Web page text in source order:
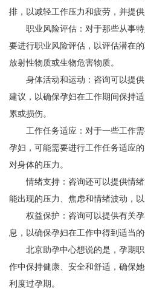
排，以减轻工作压力和疲劳，并提
职业风险评估：对于那些从事
要进行职业风险评估，以评估潜在
放射性物质或生物危害物质。
身体活动和运动：咨询可以提
建议，以确保孕妇在工作期间保持
累或损伤。
工作任务适应：对于一些工作
孕妇，可能需要进行工作任务适应
对身体的压力。
情绪支持：咨询还可以提供情
能出现的压力、焦虑和情绪波动，
权益保护：咨询可以提供有关
息，以确保孕妇在工作中得到适当的
北京助孕中心想说的是，孕期
作中保持健康、安全和舒适，确保
利度过孕期。